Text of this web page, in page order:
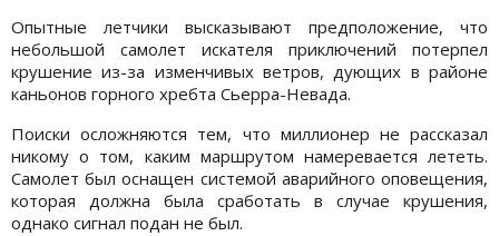
Опытные летчики высказывают предположение, что
небольшой самолет искателя приключений потерпел
крушение из-за изменчивых ветров, дующих в районе
каньонов горного хребта Сьерра-Невада.
Поиски осложняются тем, что миллионер не рассказал
никому о том, каким маршрутом намеревается лететь.
Самолет был оснащен системой аварийного оповещения,
которая должна была сработать в случае крушения,
однако сигнал подан не был.